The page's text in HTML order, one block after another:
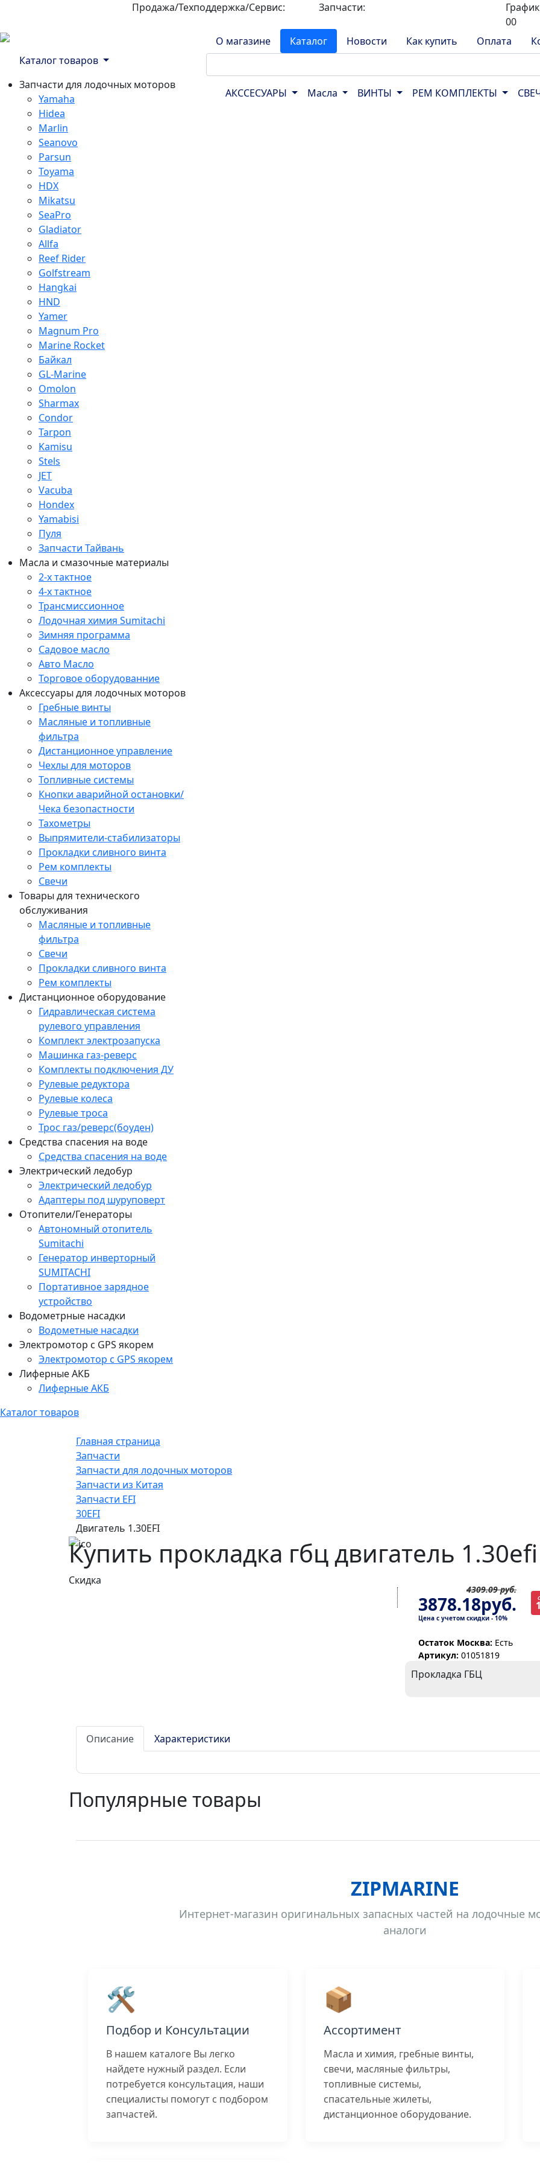
Продажа/Техподдержка/Сервис: Запчасти:
00
Каталог товаров
Запчасти для лодочных моторов
Yamaha
Hidea
Marlin
Seanovo
Parsun
Toyama
HDX
Mikatsu
SeaPro
Gladiator
Allfa
Reef Rider
Golfstream
Hangkai
HND
Yamer
Magnum Pro
Marine Rocket
Байкал
GL-Marine
Omolon
Sharmax
Condor
Tarpon
Kamisu
Stels
JET
Vacuba
Hondex
Yamabisi
Пуля
Запчасти Тайвань
Масла и смазочные материалы
2-х тактное
4-х тактное
Трансмиссионное
Лодочная химия Sumitachi
Зимняя программа
Садовое масло
Авто Масло
Торговое оборудованние
Аксессуары для лодочных моторов
Гребные винты
Масляные и топливные
фильтра
Дистанционное управление
Чехлы для моторов
Топливные системы
Кнопки аварийной остановки/
Чека безопастности
Тахометры
Выпрямители-стабилизаторы
Прокладки сливного винта
Рем комплекты
Свечи
Товары для технического
обслуживания
Масляные и топливные
фильтра
Свечи
Прокладки сливного винта
Рем комплекты
Дистанционное оборудование
Гидравлическая система
рулевого управления
Комплект электрозапуска
Машинка газ-реверс
Комплекты подключения ДУ
Рулевые редуктора
Рулевые колеса
Рулевые троса
Трос газ/реверс(боуден)
Средства спасения на воде
Средства спасения на воде
Электрический ледобур
Электрический ледобур
Адаптеры под шуруповерт
Отопители/Генераторы
Автономный отопитель
Sumitachi
Генератор инверторный
SUMITACHI
Портативное зарядное
устройство
Водометрные насадки
Водометные насадки
Электромотор c GPS якорем
Электромотор c GPS якорем
Лиферные АКБ
Лиферные АКБ
Каталог товаров
О магазине Каталог Новости Как купить Оплата
АКССЕСУАРЫ Масла ВИНТЫ РЕМ КОМПЛЕКТЫ
Главная страница
Запчасти
Запчасти для лодочных моторов
Запчасти из Китая
Запчасти EFI
30EFI
Двигатель 1.30EFI
Купить прокладка гбц двигатель 1.30efi
Скидка
4309.09 руб.
3878.18руб.
Цена с учетом скидки - 10%
Остаток Москва: Есть
Артикул: 01051819
Прокладка ГБЦ
Описание Характеристики
Популярные товары
ZIPMARINE
Интернет-магазин оригинальных запасных частей на лодочные
аналоги
🛠️
Подбор и Консультации
В нашем каталоге Вы легко
найдете нужный раздел. Если
потребуется консультация, наши
специалисты помогут с подбором
запчастей.
📦
Ассортимент
Масла и химия, гребные винты,
свечи, масляные фильтры,
топливные системы,
спасательные жилеты,
дистанционное оборудование.